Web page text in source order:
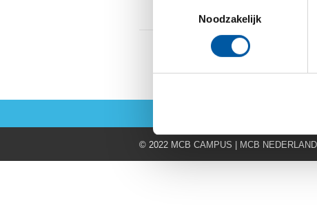
Noodzakelijk
© 2022 MCB CAMPUS | MCB NEDERLAND